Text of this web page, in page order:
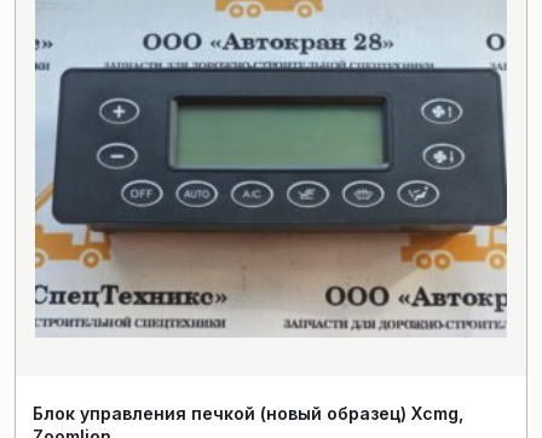
Блок управления печкой (новый образец) Xcmg,